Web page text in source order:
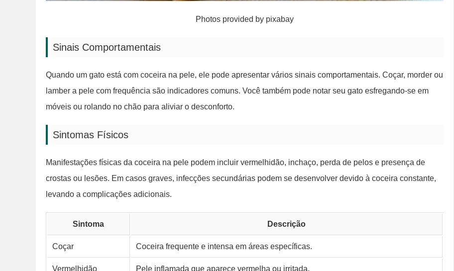
Photos provided by pixabay
Sinais Comportamentais
Quando um gato está com coceira na pele, ele pode apresentar vários sinais comportamentais. Coçar, morder ou
lamber a pele com frequência são indicadores comuns. Você também pode notar seu gato esfregando-se em
móveis ou rolando no chão para aliviar o desconforto.
Sintomas Físicos
Manifestações físicas da coceira na pele podem incluir vermelhidão, inchaço, perda de pelos e presença de
crostas ou lesões. Em casos graves, infecções secundárias podem se desenvolver devido à coceira constante,
levando a complicações adicionais.
Sintoma Descrição
Coçar Coceira frequente e intensa em áreas específicas.
Vermelhidão Pele inflamada que aparece vermelha ou irritada.